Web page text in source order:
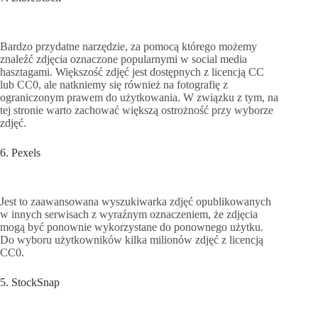
Bardzo przydatne narzędzie, za pomocą którego możemy
znaleźć zdjęcia oznaczone popularnymi w social media
hasztagami. Większość zdjęć jest dostępnych z licencją CC
lub CC0, ale natkniemy się również na fotografię z
ograniczonym prawem do użytkowania. W związku z tym, na
tej stronie warto zachować większą ostrożność przy wyborze
zdjęć.
6. Pexels
Jest to zaawansowana wyszukiwarka zdjęć opublikowanych
w innych serwisach z wyraźnym oznaczeniem, że zdjęcia
mogą być ponownie wykorzystane do ponownego użytku.
Do wyboru użytkowników kilka milionów zdjęć z licencją
CC0.
5. StockSnap